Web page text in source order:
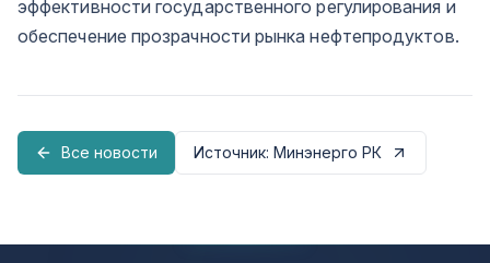
эффективности государственного регулирования и
обеспечение прозрачности рынка нефтепродуктов.
Все новости Источник: Минэнерго РК